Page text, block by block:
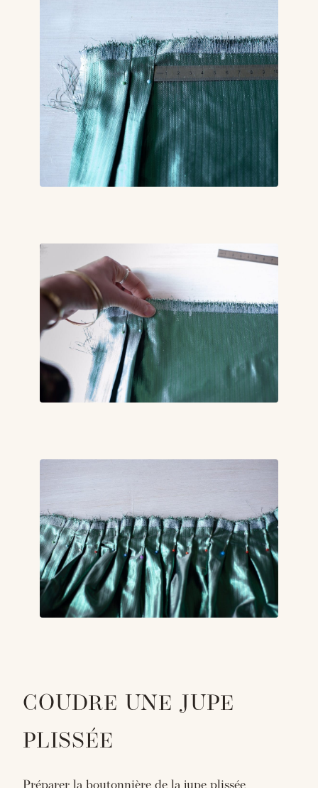
COUDRE UNE JUPE
PLISSÉE
Préparer la boutonnière de la jupe plissée